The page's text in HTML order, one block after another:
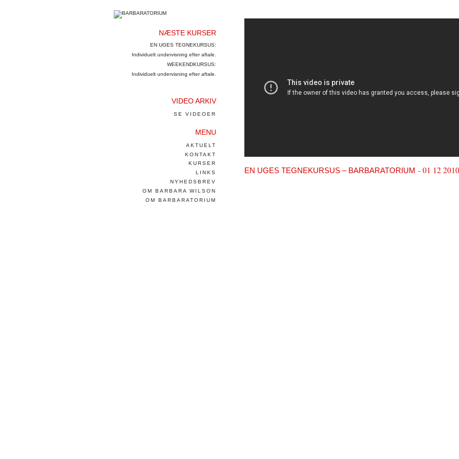
EN UGES TEGNEKURSUS – BARBARATORIUM - 01 12 2010
NÆSTE KURSER
EN UGES TEGNEKURSUS:
Individuelt undervisning efter aftale.
WEEKENDKURSUS:
Individuelt undervisning efter aftale.
VIDEO ARKIV
SE VIDEOER
MENU
AKTUELT
KONTAKT
KURSER
LINKS
NYHEDSBREV
OM BARBARA WILSON
OM BARBARATORIUM